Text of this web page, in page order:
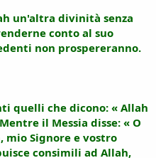
un'altra divinità senza
conto al suo
non prospereranno.
quelli che dicono: « Allah
il Messia disse: « O
mio Signore e vostro
consimili ad Allah,